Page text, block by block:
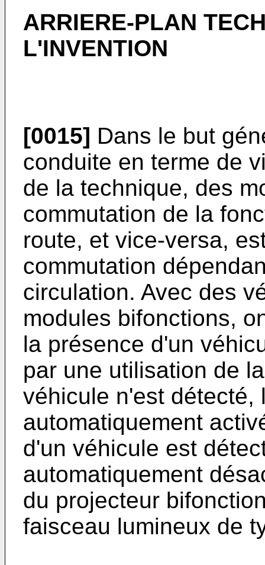
ARRIERE-PLAN
L'INVENTION
[0015] Dans le but
conduite en terme de
de la technique, des
commutation de la
route, et vice-versa,
commutation
circulation. Avec des
modules bifonctions,
la présence d'un
par une utilisation de
véhicule n'est détecté,
automatiquement
d'un véhicule est
automatiquement
du projecteur
faisceau lumineux de